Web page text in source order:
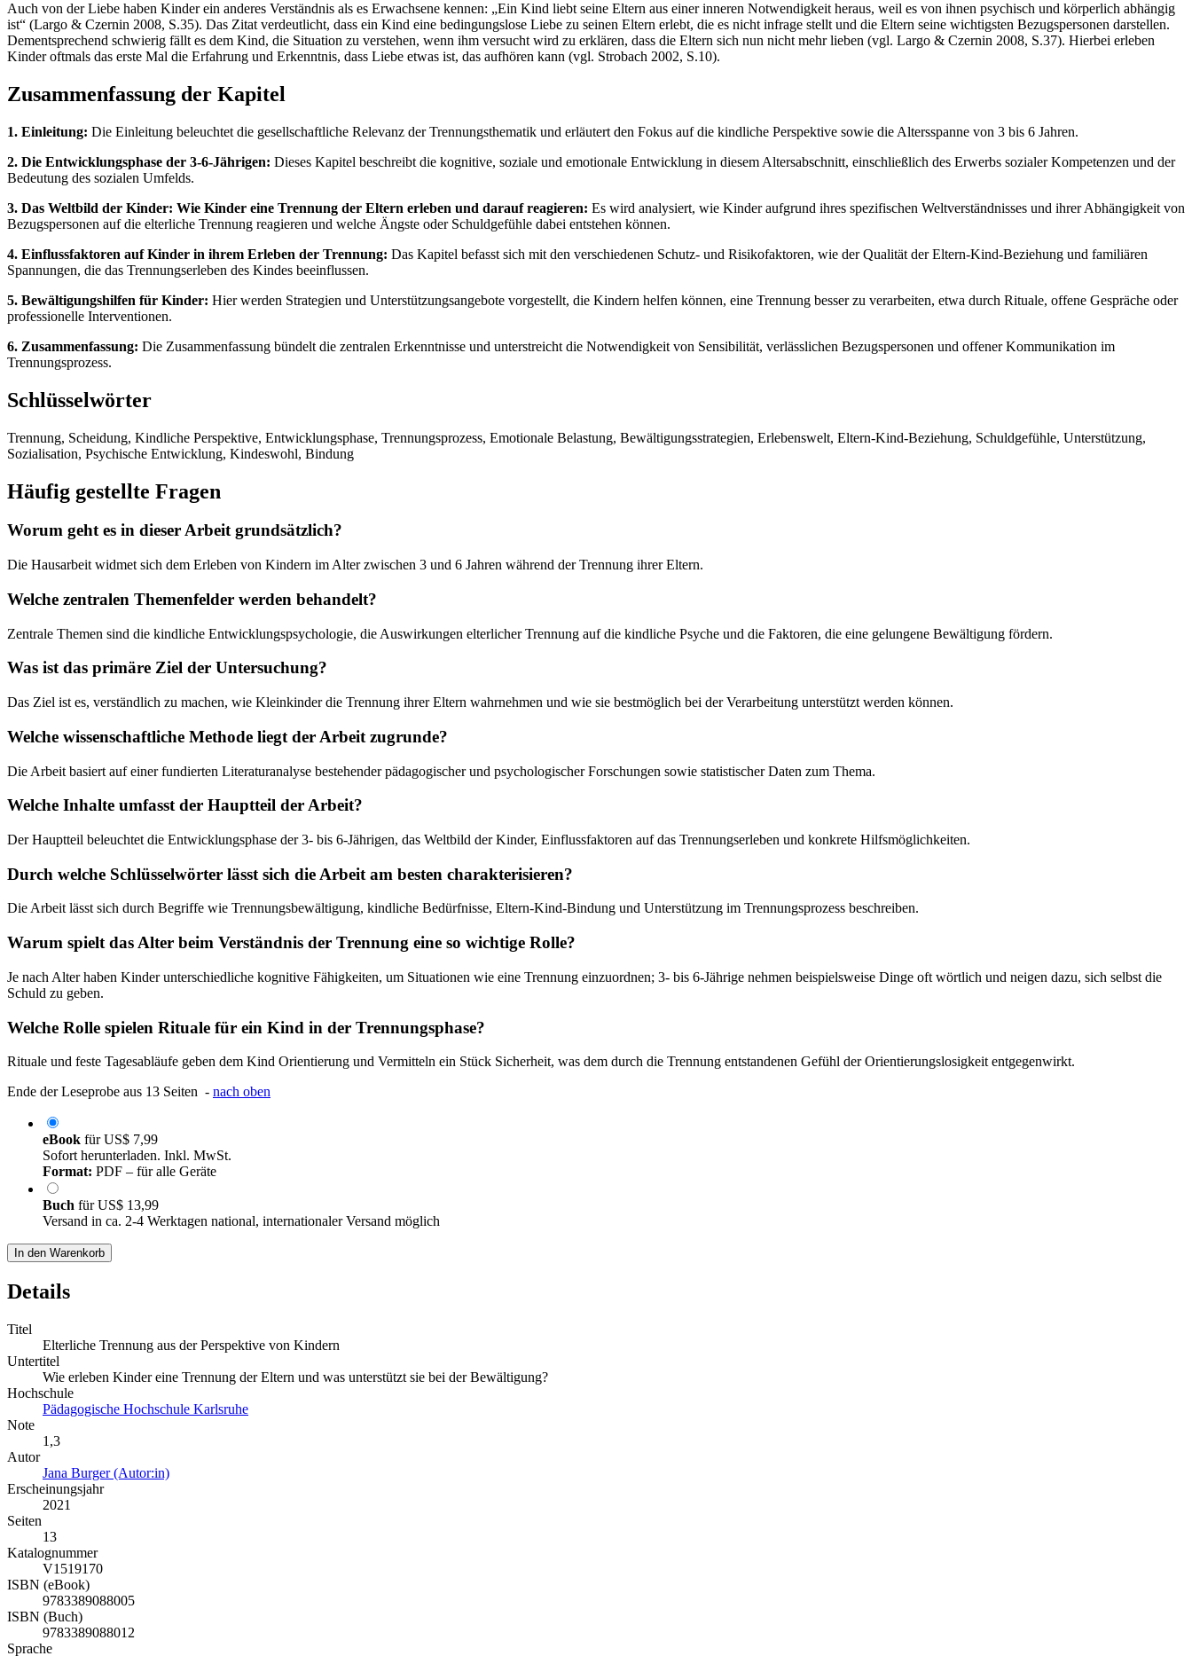
Auch von der Liebe haben Kinder ein anderes Verständnis als es Erwachsene kennen: „Ein Kind liebt seine Eltern aus einer inneren Notwendigkeit heraus, weil es von ihnen psychisch und körperlich abhängig
ist“ (Largo & Czernin 2008, S.35). Das Zitat verdeutlicht, dass ein Kind eine bedingungslose Liebe zu seinen Eltern erlebt, die es nicht infrage stellt und die Eltern seine wichtigsten Bezugspersonen darstellen.
Dementsprechend schwierig fällt es dem Kind, die Situation zu verstehen, wenn ihm versucht wird zu erklären, dass die Eltern sich nun nicht mehr lieben (vgl. Largo & Czernin 2008, S.37). Hierbei erleben
Kinder oftmals das erste Mal die Erfahrung und Erkenntnis, dass Liebe etwas ist, das aufhören kann (vgl. Strobach 2002, S.10).
Zusammenfassung der Kapitel
1. Einleitung: Die Einleitung beleuchtet die gesellschaftliche Relevanz der Trennungsthematik und erläutert den Fokus auf die kindliche Perspektive sowie die Altersspanne von 3 bis 6 Jahren.
2. Die Entwicklungsphase der 3-6-Jährigen: Dieses Kapitel beschreibt die kognitive, soziale und emotionale Entwicklung in diesem Altersabschnitt, einschließlich des Erwerbs sozialer Kompetenzen und der
Bedeutung des sozialen Umfelds.
3. Das Weltbild der Kinder: Wie Kinder eine Trennung der Eltern erleben und darauf reagieren: Es wird analysiert, wie Kinder aufgrund ihres spezifischen Weltverständnisses und ihrer Abhängigkeit von
Bezugspersonen auf die elterliche Trennung reagieren und welche Ängste oder Schuldgefühle dabei entstehen können.
4. Einflussfaktoren auf Kinder in ihrem Erleben der Trennung: Das Kapitel befasst sich mit den verschiedenen Schutz- und Risikofaktoren, wie der Qualität der Eltern-Kind-Beziehung und familiären
Spannungen, die das Trennungserleben des Kindes beeinflussen.
5. Bewältigungshilfen für Kinder: Hier werden Strategien und Unterstützungsangebote vorgestellt, die Kindern helfen können, eine Trennung besser zu verarbeiten, etwa durch Rituale, offene Gespräche oder
professionelle Interventionen.
6. Zusammenfassung: Die Zusammenfassung bündelt die zentralen Erkenntnisse und unterstreicht die Notwendigkeit von Sensibilität, verlässlichen Bezugspersonen und offener Kommunikation im
Trennungsprozess.
Schlüsselwörter
Trennung, Scheidung, Kindliche Perspektive, Entwicklungsphase, Trennungsprozess, Emotionale Belastung, Bewältigungsstrategien, Erlebenswelt, Eltern-Kind-Beziehung, Schuldgefühle, Unterstützung,
Sozialisation, Psychische Entwicklung, Kindeswohl, Bindung
Häufig gestellte Fragen
Worum geht es in dieser Arbeit grundsätzlich?
Die Hausarbeit widmet sich dem Erleben von Kindern im Alter zwischen 3 und 6 Jahren während der Trennung ihrer Eltern.
Welche zentralen Themenfelder werden behandelt?
Zentrale Themen sind die kindliche Entwicklungspsychologie, die Auswirkungen elterlicher Trennung auf die kindliche Psyche und die Faktoren, die eine gelungene Bewältigung fördern.
Was ist das primäre Ziel der Untersuchung?
Das Ziel ist es, verständlich zu machen, wie Kleinkinder die Trennung ihrer Eltern wahrnehmen und wie sie bestmöglich bei der Verarbeitung unterstützt werden können.
Welche wissenschaftliche Methode liegt der Arbeit zugrunde?
Die Arbeit basiert auf einer fundierten Literaturanalyse bestehender pädagogischer und psychologischer Forschungen sowie statistischer Daten zum Thema.
Welche Inhalte umfasst der Hauptteil der Arbeit?
Der Hauptteil beleuchtet die Entwicklungsphase der 3- bis 6-Jährigen, das Weltbild der Kinder, Einflussfaktoren auf das Trennungserleben und konkrete Hilfsmöglichkeiten.
Durch welche Schlüsselwörter lässt sich die Arbeit am besten charakterisieren?
Die Arbeit lässt sich durch Begriffe wie Trennungsbewältigung, kindliche Bedürfnisse, Eltern-Kind-Bindung und Unterstützung im Trennungsprozess beschreiben.
Warum spielt das Alter beim Verständnis der Trennung eine so wichtige Rolle?
Je nach Alter haben Kinder unterschiedliche kognitive Fähigkeiten, um Situationen wie eine Trennung einzuordnen; 3- bis 6-Jährige nehmen beispielsweise Dinge oft wörtlich und neigen dazu, sich selbst die
Schuld zu geben.
Welche Rolle spielen Rituale für ein Kind in der Trennungsphase?
Rituale und feste Tagesabläufe geben dem Kind Orientierung und Vermitteln ein Stück Sicherheit, was dem durch die Trennung entstandenen Gefühl der Orientierungslosigkeit entgegenwirkt.
Ende der Leseprobe aus 13 Seiten - nach oben
eBook fürUS$ 7,99
Sofort herunterladen. Inkl. MwSt.
Format: PDF – für alle Geräte
Buch fürUS$ 13,99
Versand in ca. 2-4 Werktagen national, internationaler Versand möglich
In den Warenkorb
Details
Titel
Elterliche Trennung aus der Perspektive von Kindern
Untertitel
Wie erleben Kinder eine Trennung der Eltern und was unterstützt sie bei der Bewältigung?
Hochschule
Pädagogische Hochschule Karlsruhe
Note
1,3
Autor
Jana Burger (Autor:in)
Erscheinungsjahr
2021
Seiten
13
Katalognummer
V1519170
ISBN (eBook)
9783389088005
ISBN (Buch)
9783389088012
Sprache